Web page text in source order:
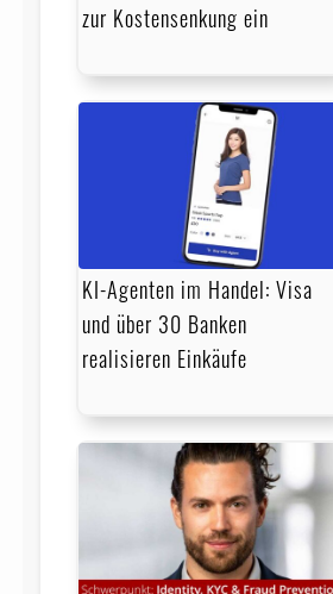
zur Kostensenkung ein
KI-Agenten im Handel: Visa
und über 30 Banken
realisieren Einkäufe